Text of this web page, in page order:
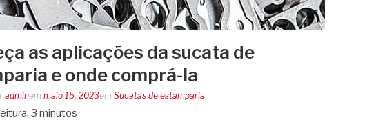
as aplicações da sucata de
e onde comprá-la
adminem maio 15, 2023em Sucatas de estamparia
3 minutos